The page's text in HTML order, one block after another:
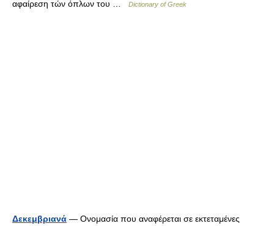
αφαίρεση τών όπλων του …
Dictionary of Greek
Δεκεμβριανά — Ονομασία που αναφέρεται σε εκτεταμένες